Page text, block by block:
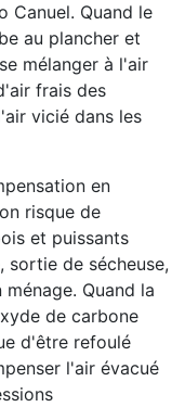
Canuel. Quand le
au plancher et
mélanger à l'air
frais des
vicié dans les
en
risque de
et puissants
sortie de sécheuse,
Quand la
de carbone
d'être refoulé
l'air évacué